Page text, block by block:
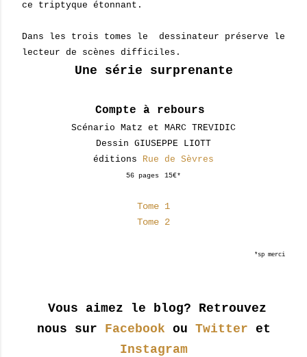
ce triptyque étonnant.
Dans les trois tomes le dessinateur préserve le
lecteur de scènes difficiles.
Une série surprenante
Compte à rebours
Scénario Matz et MARC TREVIDIC
Dessin GIUSEPPE LIOTT
éditions Rue de Sèvres
56 pages 15€*
Tome 1
Tome 2
*sp merci
Vous aimez le blog? Retrouvez
nous sur Facebook ou Twitter et
Instagram